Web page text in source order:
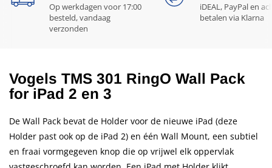
Op werkdagen voor 17:00
besteld, vandaag
verzonden
iDEAL, PayPal en
betalen via Klarna
Vogels TMS 301 RingO Wall Pack
for iPad 2 en 3
De Wall Pack bevat de Holder voor de nieuwe iPad (deze
Holder past ook op de iPad 2) en één Wall Mount, een subtiel
en fraai vormgegeven knop die op vrijwel elk oppervlak